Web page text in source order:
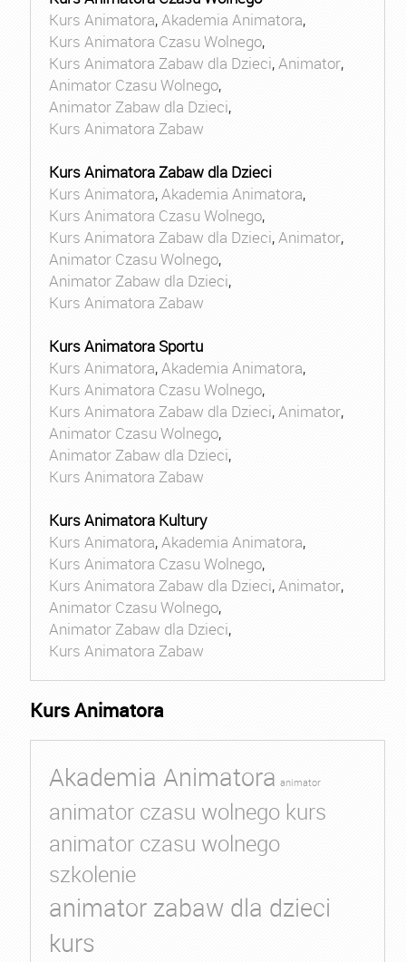
Kurs Animatora,Akademia Animatora,
Kurs Animatora Czasu Wolnego,
Kurs Animatora Zabaw dla Dzieci,Animator,
Animator Czasu Wolnego,
Animator Zabaw dla Dzieci,
Kurs Animatora Zabaw
Kurs Animatora Zabaw dla Dzieci
Kurs Animatora,Akademia Animatora,
Kurs Animatora Czasu Wolnego,
Kurs Animatora Zabaw dla Dzieci,Animator,
Animator Czasu Wolnego,
Animator Zabaw dla Dzieci,
Kurs Animatora Zabaw
Kurs Animatora Sportu
Kurs Animatora,Akademia Animatora,
Kurs Animatora Czasu Wolnego,
Kurs Animatora Zabaw dla Dzieci,Animator,
Animator Czasu Wolnego,
Animator Zabaw dla Dzieci,
Kurs Animatora Zabaw
Kurs Animatora Kultury
Kurs Animatora,Akademia Animatora,
Kurs Animatora Czasu Wolnego,
Kurs Animatora Zabaw dla Dzieci,Animator,
Animator Czasu Wolnego,
Animator Zabaw dla Dzieci,
Kurs Animatora Zabaw
Kurs Animatora
Akademia Animatora animator
animator czasu wolnego kurs
animator czasu wolnego
szkolenie
animator zabaw dla dzieci
kurs